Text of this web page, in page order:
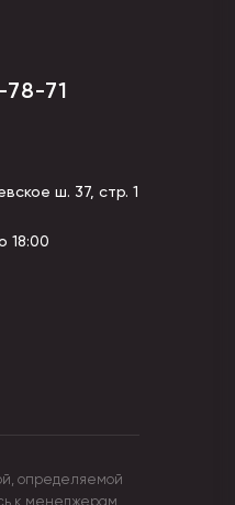
78-71
ш. 37, стр. 1
18:00
определяемой
к менеджерам